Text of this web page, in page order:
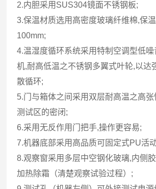
2.内胆采用SUS304镜面不锈钢板;
3.保温材质选用高密度玻璃纤维棉,保
100mm;
4.温湿度循环系统采用特制空调型低
机,耐高低温之不锈钢多翼式叶轮,以达
散循环;
5.门与箱体之间采用双层耐高温之高
测试区的密闭;
6.采用无反作用门把手,操作更容易;
7.机器底部采用高品质可固定式PU活
8.观察窗采用多层中空钢化玻璃,内侧
加热除霜（清楚观察试验过程）;